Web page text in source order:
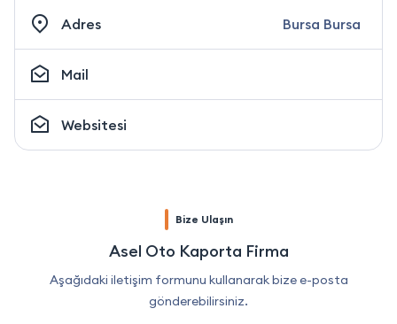
Adres Bursa Bursa
Mail
Websitesi
Bize Ulaşın
Asel Oto Kaporta Firma
Aşağıdaki iletişim formunu kullanarak bize e-posta
gönderebilirsiniz.